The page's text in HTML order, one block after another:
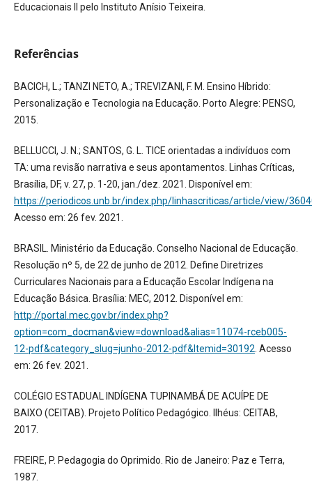
Educacionais II pelo Instituto Anísio Teixeira.
Referências
BACICH, L.; TANZI NETO, A.; TREVIZANI, F. M. Ensino Híbrido:
Personalização e Tecnologia na Educação. Porto Alegre: PENSO,
2015.
BELLUCCI, J. N.; SANTOS, G. L. TICE orientadas a indivíduos com
TA: uma revisão narrativa e seus apontamentos. Linhas Críticas,
Brasília, DF, v. 27, p. 1-20, jan./dez. 2021. Disponível em:
https://periodicos.unb.br/index.php/linhascriticas/article/view/
Acesso em: 26 fev. 2021.
BRASIL. Ministério da Educação. Conselho Nacional de Educação.
Resolução nº 5, de 22 de junho de 2012. Define Diretrizes
Curriculares Nacionais para a Educação Escolar Indígena na
Educação Básica. Brasília: MEC, 2012. Disponível em:
http://portal.mec.gov.br/index.php?
option=com_docman&view=download&alias=11074-rceb005-
12-pdf&category_slug=junho-2012-pdf&Itemid=30192 . Acesso
em: 26 fev. 2021.
COLÉGIO ESTADUAL INDÍGENA TUPINAMBÁ DE ACUÍPE DE
BAIXO (CEITAB). Projeto Político Pedagógico. Ilhéus: CEITAB,
2017.
FREIRE, P. Pedagogia do Oprimido. Rio de Janeiro: Paz e Terra,
1987.